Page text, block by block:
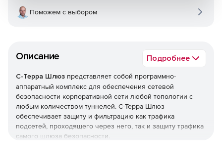
Описание Подробнее
С-Терра Шлюз представляет собой программно-
аппаратный комплекс для обеспечения сетевой
безопасности корпоративной сети любой топологии с
любым количеством туннелей. С-Терра Шлюз
обеспечивает защиту и фильтрацию как трафика
подсетей, проходящего через него, так и защиту трафика
самого шлюза безопасности.
Поможем с выбором